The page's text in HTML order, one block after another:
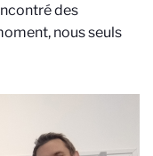
des
nous seuls